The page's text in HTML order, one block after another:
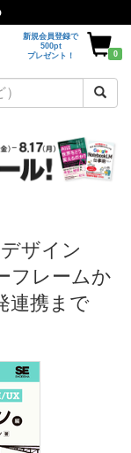
新規会員登録で
500pt
プレゼント！
0
ザイン
フレームか
連携まで